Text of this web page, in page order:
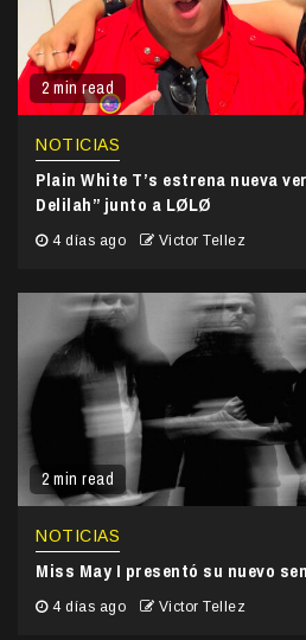
2 min read
NOTICIAS
Plain White T’s estrena nueva
Delilah” junto a LØLØ
4 días ago Victor Tellez
2 min read
NOTICIAS
Miss May I presentó su nuevo
4 días ago Victor Tellez